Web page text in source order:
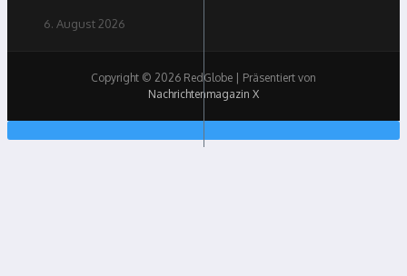
6. August 2026
Copyright © 2026 RedGlobe | Präsentiert von
Nachrichtenmagazin X